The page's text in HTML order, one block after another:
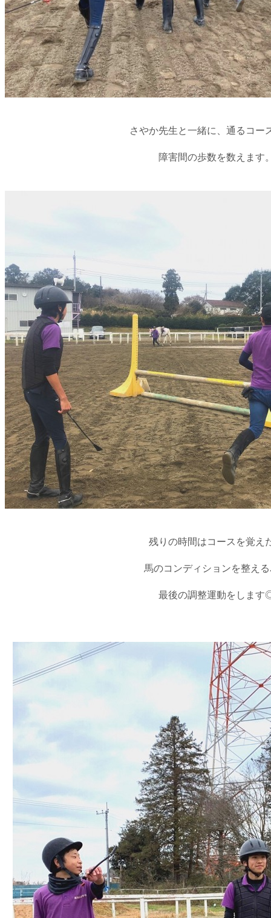
さやか先生と一緒に、通るコー
障害間の歩数を数えます
残りの時間はコースを覚え
馬のコンディションを整え
最後の調整運動をします